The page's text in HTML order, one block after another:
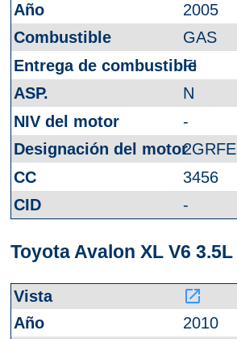
2005
GAS
FI
N
-
2GRFE
3456
-
Toyota Avalon XL V6 3.5L
launch
2010